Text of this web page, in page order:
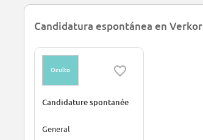
Candidatura espontánea en Verkor
Oculto
Candidature spontanée
General